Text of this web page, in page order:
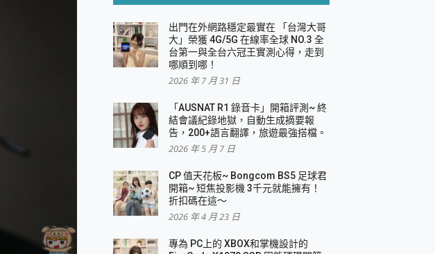
藍限定版本 開箱 評測
的隨身碟或SD卡
全解析 × 年末優惠，一篇全看懂
2 幻彩膠囊投影機｜結合「 智慧投影 & 煥彩流動 」的沈浸
鍵盤與 Mercury X 系列 輕量無線電競滑鼠 開箱 評測
曲面電競螢幕，多工辦公、爽度滿滿的終極桌面體驗
告驗證的手機配件品牌
海報徵稿活動」好康大放送
薄型磁吸無線急速行動電源 開箱 評測
開箱 評測
支援 iOS/Android！
？
月免費送你 300分鐘轉寫
，趕快來AGI亞奇雷挑戰任務抽 PS5！
吸無線急速行動電源 開箱 評測
出門在外網路穩定最實在 「台灣大哥
大」榮獲 4G/5G 在線率全球 NO.3 全
台第一與全台六冠王實測心得，走到
哪順到哪！
2026 年 7 月 31 日
「AUSNAT R1 錄音卡」開箱評測~ 終
結會議紀錄地獄，自動生成摘要報
告，200+語言翻譯，旅遊最強搭檔。
2026 年 5 月 7 日
CP 值天花板~ Bongcom BS5 足球君
開箱~ 短焦投影機 3千元就能擁有！
折扣碼在這～
2026 年 4 月 23 日
專為 PC上的 XBOX和掌機設計的